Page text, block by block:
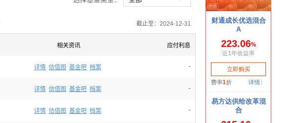
截止至：2024-12-31
相关资讯 应付利息
详情 估值图 基金吧 档案 -
详情 估值图 基金吧 档案 -
详情 估值图 基金吧 档案 -